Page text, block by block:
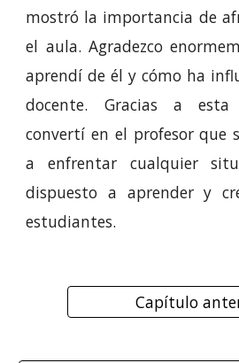
mostró la importancia de
el aula. Agradezco
aprendí de él y cómo ha
docente. Gracias a esta
convertí en el profesor que
a enfrentar cualquier
dispuesto a aprender y
estudiantes.
Capítulo